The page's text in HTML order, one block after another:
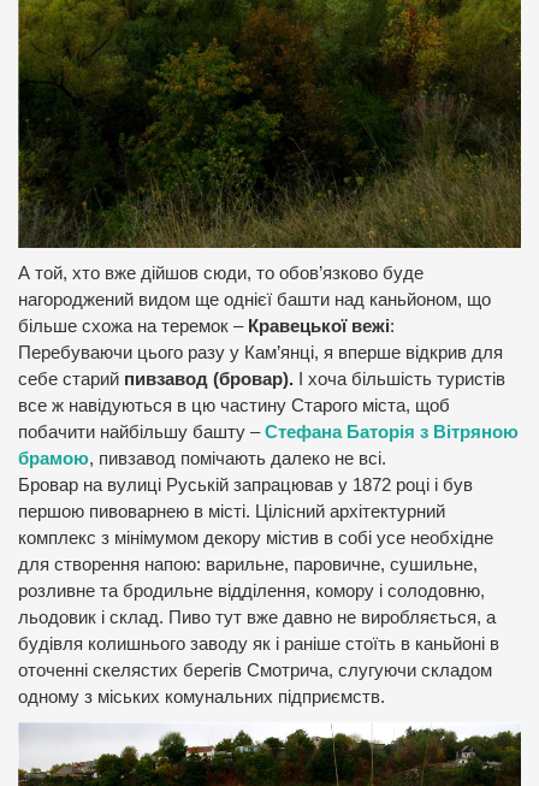
А той, хто вже дійшов сюди, то обов’язково буде
нагороджений видом ще однієї башти над каньйоном, що
більше схожа на теремок – Кравецької вежі:
Перебуваючи цього разу у Кам’янці, я вперше відкрив для
себе старий пивзавод (бровар).
І хоча більшість туристів
все ж навідуються в цю частину Старого міста, щоб
побачити найбільшу башту –Стефана Баторія з Вітряною
брамою, пивзавод помічають далеко не всі.
Бровар на вулиці Руській запрацював у 1872 році і був
першою пивоварнею в місті. Цілісний архітектурний
комплекс з мінімумом декору містив в собі усе необхідне
для створення напою: варильне, паровичне, сушильне,
розливне та бродильне відділення, комору і солодовню,
льодовик і склад. Пиво тут вже давно не виробляється, а
будівля колишнього заводу як і раніше стоїть в каньйоні в
оточенні скелястих берегів Смотрича, слугуючи складом
одному з міських комунальних підприємств.